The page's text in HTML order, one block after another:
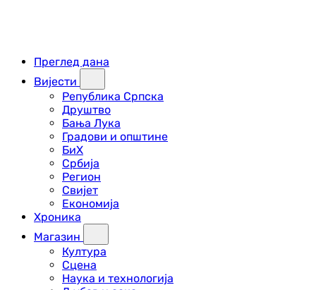
Преглед дана
Вијести
Република Српска
Друштво
Бања Лука
Градови и општине
БиХ
Србија
Регион
Свијет
Економија
Хроника
Магазин
Култура
Сцена
Наука и технологија